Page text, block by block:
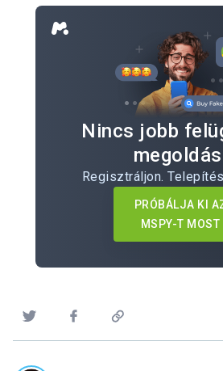
Nincs jobb
Regisztráljon.
PRÓBÁLJA KI
MSPY-T MOST